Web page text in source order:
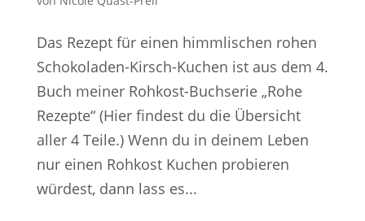
Das Rezept für einen himmlischen rohen
Schokoladen-Kirsch-Kuchen ist aus dem 4.
Buch meiner Rohkost-Buchserie „Rohe
Rezepte“ (Hier findest du die Übersicht
aller 4 Teile.) Wenn du in deinem Leben
nur einen Rohkost Kuchen probieren
würdest, dann lass es...